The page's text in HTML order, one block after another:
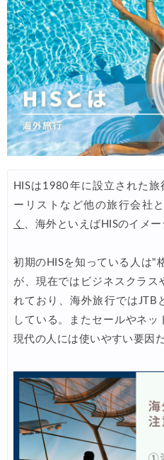
08/01 Trip.com) 海外航空券
07/27 Trip.com) タイ旅行 最大
07/30 Trip.com) ホテル 1,500円
07/30 楽天トラベル) 海外ツア
07/30 Trip.com) 航空券 1,500円
07/27 Trip.com) NY/ロンドン/
07/27 Trip.com) タイ航空券
07/25 楽天トラベル) 海外ツア
07/24 HIS) 海外航空券 3,000円
07/24 HIS) アイスランドツア
07/23 Trip.com) 海外航空券 最
07/23 Trip.com) 航空券＋ホテ
07/22 JTB) 海外ツアー(10代) 最
07/21 エアトリ) 航空券+ホテ
エアトリ) 海外航空券 最
HISは1980年に設立された
ーリストなど他の旅行会社
く 、海外といえばHISのイメ
初期のHISを知っている人は"
が、現在ではビジネスクラス
れており、海外旅行ではJTB
している。またセールやネ
現代の人には使いやすい要因だ